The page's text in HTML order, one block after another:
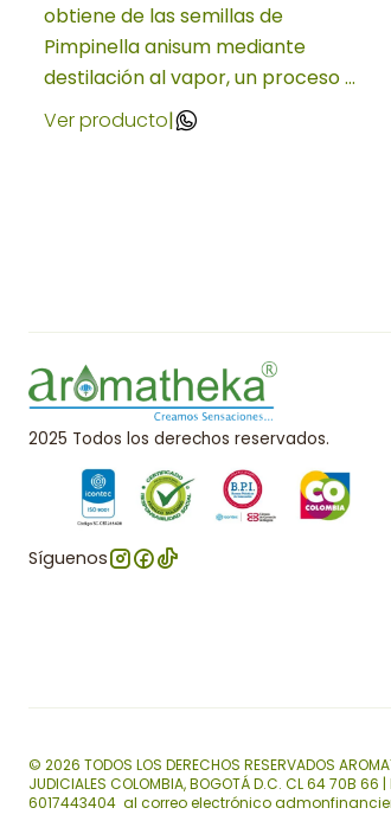
obtiene de las semillas de
Pimpinella anisum mediante
destilación al vapor, un proceso ...
Ver producto|
2025 Todos los derechos reservados.
Síguenos
© 2026 TODOS LOS DERECHOS RESERVADOS
JUDICIALES COLOMBIA, BOGOTÁ D.C. CL 64 70B
6017443404 al correo electrónico